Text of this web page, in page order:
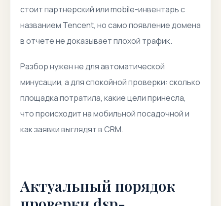
стоит партнерский или mobile-инвентарь с
названием Tencent, но само появление домена
в отчете не доказывает плохой трафик.
Разбор нужен не для автоматической
минусации, а для спокойной проверки: сколько
площадка потратила, какие цели принесла,
что происходит на мобильной посадочной и
как заявки выглядят в CRM.
Актуальный порядок